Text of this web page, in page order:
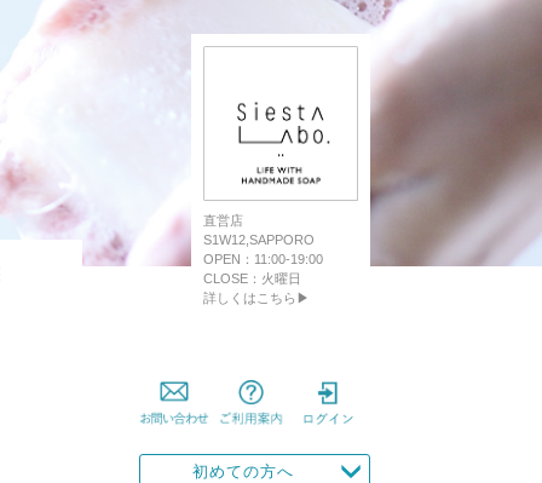
直営店
S1W12,SAPPORO
OPEN：11:00-19:00
CLOSE：火曜日
詳しくはこちら▶
初めての方へ